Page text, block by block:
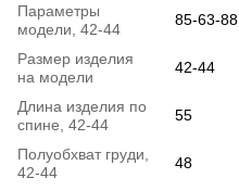
Параметры
модели, 42-44
85-63-88
Размер изделия
на модели
42-44
Длина изделия по
спине, 42-44
55
Полуобхват груди,
42-44
48